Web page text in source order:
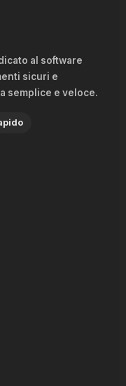
al software
sicuri e
semplice e veloce.